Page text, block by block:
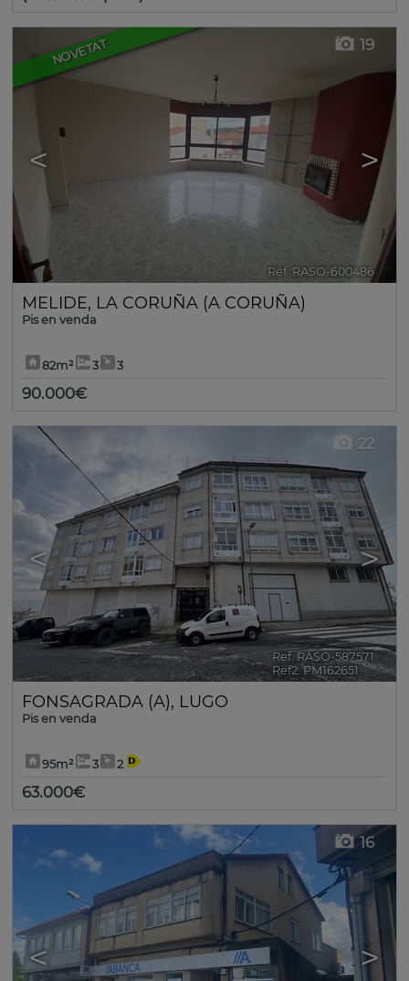
NOVETAT
< >
19
Ref. RASO-600486 🔗
MELIDE, LA CORUÑA (A CORUÑA)
Pis en venda
82m² 3 3
90.000€
< >
22
Ref. RASO-587571
🔗
Ref2. PM162651
FONSAGRADA (A), LUGO
Pis en venda
95m² 3 2
63.000€
< >
16